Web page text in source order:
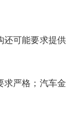
还可能要求提
求严格；汽车